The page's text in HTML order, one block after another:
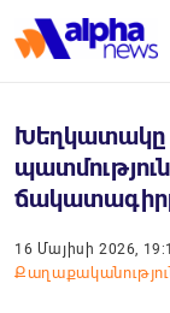
Խեղկատակը
16 Մայիսի 2026,